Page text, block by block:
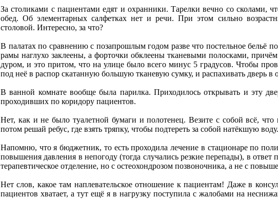
За столиками с пациентами едят и охранники. Тарелки вечно со сколами,
обед. Об элементарных салфетках нет и речи. При этом сильно
столовой. Интересно, за что?
В палатах по сравнению с позапрошлым годом разве что постельное бельё
рамы наглухо заклеены, а форточки обклеены тканевыми полосками,
дуром, и это притом, что на улице было всего минус 5 градусов. Чтобы
под неё в распор скатанную большую тканевую сумку, и распахивать дверь в
В ванной комнате вообще была парилка. Приходилось открывать и эту
проходивших по коридору пациентов.
Нет, как и не было туалетной бумаги и полотенец. Везите с собой всё,
потом решай ребус, где взять тряпку, чтобы подтереть за собой натёкшую воду.
Напомню, что я бюджетник, то есть проходила лечение в стационаре по
повышения давления в непогоду (тогда случались резкие перепады), в ответ
терапевтическое отделение, но с остеохондрозом позвоночника, а не с
Нет слов, какое там наплевательское отношение к пациентам! Даже в
пациентов хватает, а тут ещё я в нагрузку поступила с жалобами на